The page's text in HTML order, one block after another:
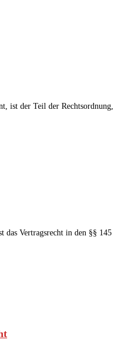
ist der Teil der Rechtsordnung,
das Vertragsrecht in den §§ 145